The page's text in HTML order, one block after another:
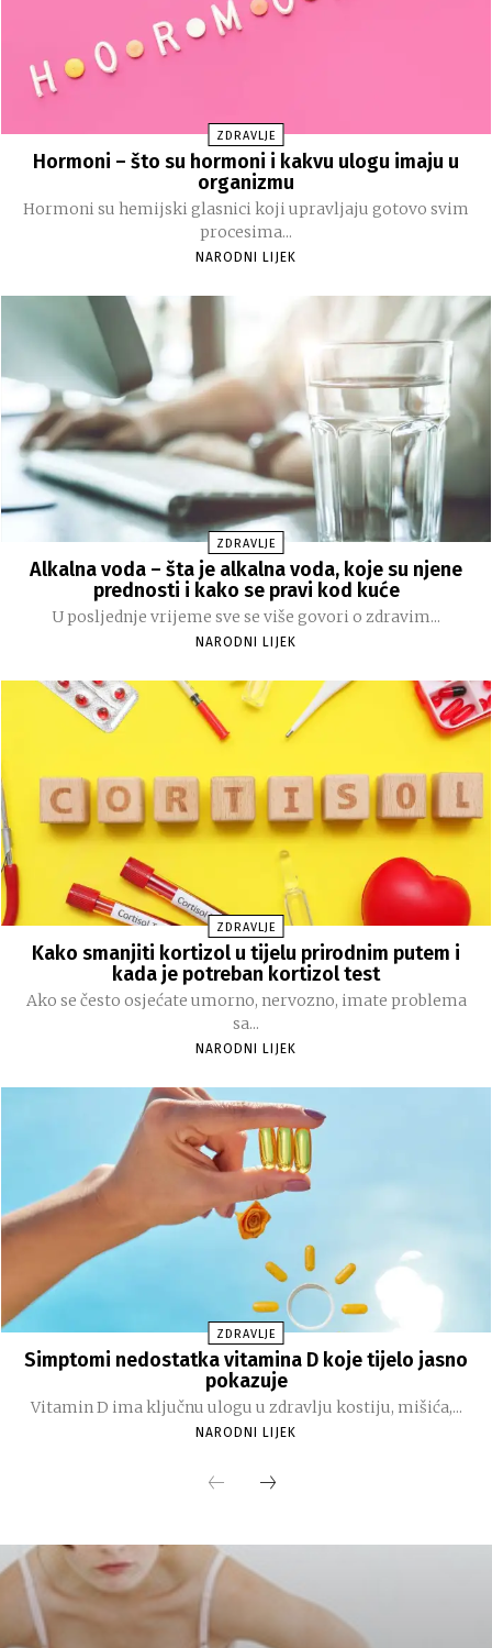
ZDRAVLJE
Hormoni – što su hormoni i kakvu ulogu imaju u
organizmu
Hormoni su hemijski glasnici koji upravljaju gotovo svim
procesima...
NARODNI LIJEK
ZDRAVLJE
Alkalna voda – šta je alkalna voda, koje su njene
prednosti i kako se pravi kod kuće
U posljednje vrijeme sve se više govori o zdravim...
NARODNI LIJEK
ZDRAVLJE
Kako smanjiti kortizol u tijelu prirodnim putem i
kada je potreban kortizol test
Ako se često osjećate umorno, nervozno, imate problema
sa...
NARODNI LIJEK
ZDRAVLJE
Simptomi nedostatka vitamina D koje tijelo jasno
pokazuje
Vitamin D ima ključnu ulogu u zdravlju kostiju, mišića,...
NARODNI LIJEK